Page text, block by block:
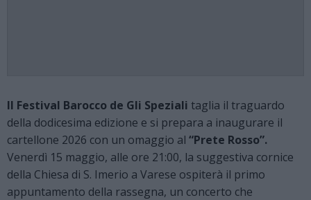
Il Festival Barocco de Gli Speziali taglia il traguardo
della dodicesima edizione e si prepara a inaugurare il
cartellone 2026 con un omaggio al “Prete Rosso”.
Venerdì 15 maggio, alle ore 21:00, la suggestiva cornice
della Chiesa di S. Imerio a Varese ospiterà il primo
appuntamento della rassegna, un concerto che